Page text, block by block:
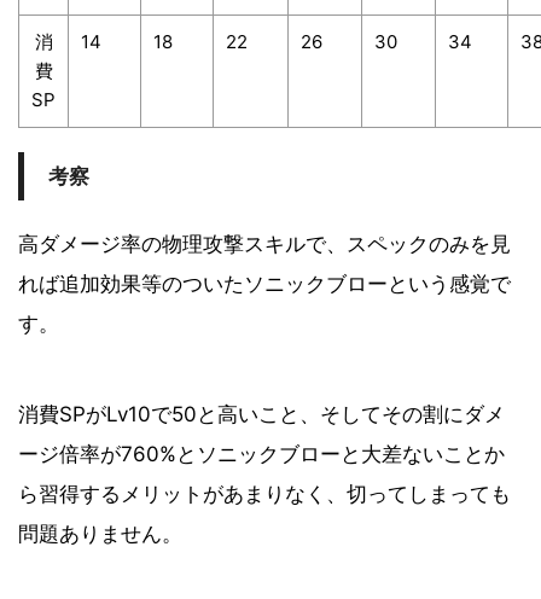
消
費
SP
14 18 22 26 30 34
考察
高ダメージ率の物理攻撃スキルで、スペックのみを見
れば追加効果等のついたソニックブローという感覚で
す。
消費SPがLv10で50と高いこと、そしてその割にダメ
ージ倍率が760%とソニックブローと大差ないことか
ら習得するメリットがあまりなく、切ってしまっても
問題ありません。